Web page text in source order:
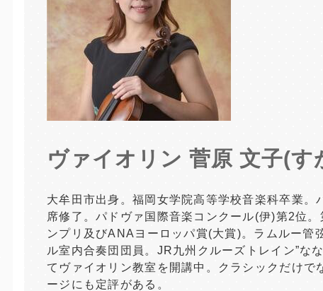
ヴァイオリン 菅原 文子(す
大牟田市出身。福岡女学院高等学校音楽科卒業。
席修了。パドヴァ国際音楽コンクール(伊)第2位
ンプリ及びANAヨーロッパ賞(大賞)。ラムルー管
ル室内合奏団団員。JR九州クルーズトレイン”な
てヴァイオリン教室を開講中。クラシックだけで
ージにも定評がある。